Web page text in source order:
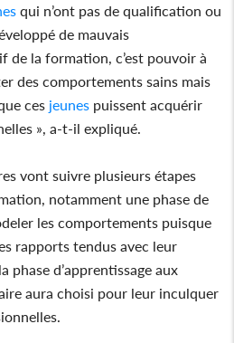
qui n’ont pas de qualification ou
de mauvais
de la formation, c’est pouvoir à
des comportements sains mais
ces jeunes puissent acquérir
», a-t-il expliqué.
vont suivre plusieurs étapes
notamment une phase de
les comportements puisque
rapports tendus avec leur
phase d’apprentissage aux
aura choisi pour leur inculquer